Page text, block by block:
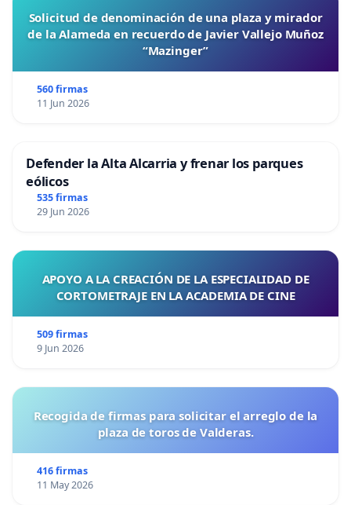
Solicitud de denominación de una plaza y mirador
de la Alameda en recuerdo de Javier Vallejo Muñoz
“Mazinger”
560 firmas
11 Jun 2026
Defender la Alta Alcarria y frenar los parques
eólicos
535 firmas
29 Jun 2026
APOYO A LA CREACIÓN DE LA ESPECIALIDAD DE
CORTOMETRAJE EN LA ACADEMIA DE CINE
509 firmas
9 Jun 2026
Recogida de firmas para solicitar el arreglo de la
plaza de toros de Valderas.
416 firmas
11 May 2026